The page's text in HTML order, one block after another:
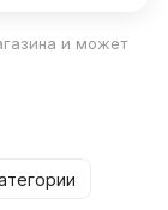
и может